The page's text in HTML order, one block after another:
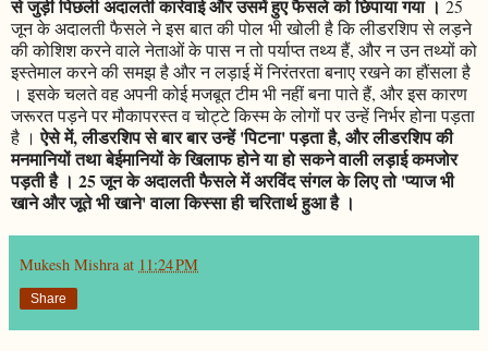
से जुड़ी पिछली अदालती कार्रवाई और उसमें हुए फैसले को छिपाया गया । 25
जून के अदालती फैसले ने इस बात की पोल भी खोली है कि लीडरशिप से लड़ने
की कोशिश करने वाले नेताओं के पास न तो पर्याप्त तथ्य हैं, और न उन तथ्यों को
इस्तेमाल करने की समझ है और न लड़ाई में निरंतरता बनाए रखने का हौंसला है
। इसके चलते वह अपनी कोई मजबूत टीम भी नहीं बना पाते हैं, और इस कारण
जरूरत पड़ने पर मौकापरस्त व चोट्टे किस्म के लोगों पर उन्हें निर्भर होना पड़ता
है ।ऐसे में, लीडरशिप से बार बार उन्हें 'पिटना' पड़ता है, और लीडरशिप की
मनमानियों तथा बेईमानियों के खिलाफ होने या हो सकने वाली लड़ाई कमजोर
पड़ती है । 25 जून के अदालती फैसले में अरविंद संगल के लिए तो 'प्याज भी
खाने और जूते भी खाने' वाला किस्सा ही चरितार्थ हुआ है ।
Mukesh Mishra at 11:24 PM
Share